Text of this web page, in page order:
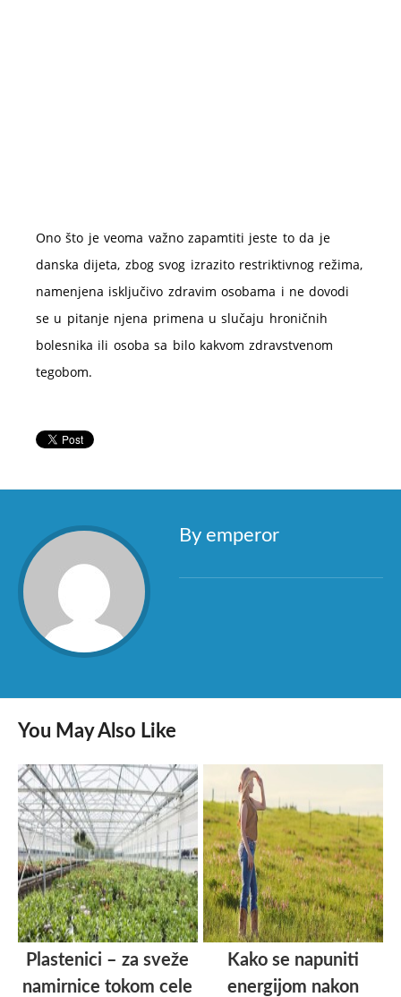
Ono što je veoma važno zapamtiti jeste to da je
danska dijeta, zbog svog izrazito restriktivnog režima,
namenjena isključivo zdravim osobama i ne dovodi
se u pitanje njena primena u slučaju hroničnih
bolesnika ili osoba sa bilo kakvom zdravstvenom
tegobom.
By emperor
You May Also Like
Plastenici – za sveže
namirnice tokom cele
Kako se napuniti
energijom nakon